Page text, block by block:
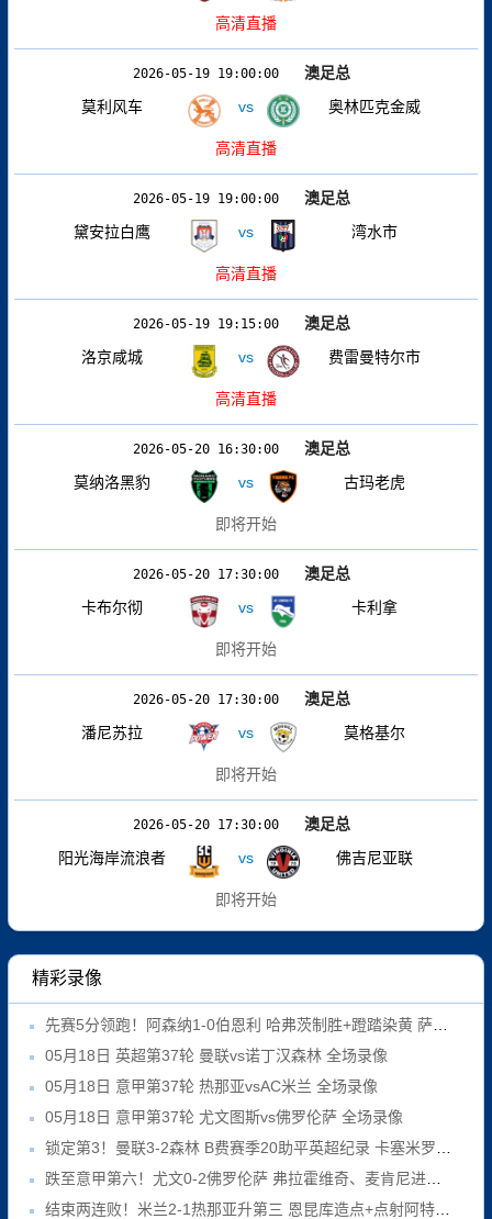
高清直播
2026-05-19 19:00:00
澳足总
莫利风车
vs 奥林匹克金威
高清直播
2026-05-19 19:00:00
澳足总
黛安拉白鹰
vs 湾水市
高清直播
2026-05-19 19:15:00
澳足总
洛京咸城
vs 费雷曼特尔市
高清直播
2026-05-20 16:30:00
澳足总
莫纳洛黑豹
vs 古玛老虎
即将开始
2026-05-20 17:30:00
澳足总
卡布尔彻
vs 卡利拿
即将开始
2026-05-20 17:30:00
澳足总
潘尼苏拉
vs 莫格基尔
即将开始
2026-05-20 17:30:00
澳足总
阳光海岸流浪者
vs 佛吉尼亚联
即将开始
精彩录像
先赛5分领跑！阿森纳1-0伯恩利 哈弗茨制胜+蹬踏染黄 萨卡献助攻
05月18日 英超第37轮 曼联vs诺丁汉森林 全场录像
05月18日 意甲第37轮 热那亚vsAC米兰 全场录像
05月18日 意甲第37轮 尤文图斯vs佛罗伦萨 全场录像
锁定第3！曼联3-2森林 B费赛季20助平英超纪录 卡塞米罗主场告别
跌至意甲第六！尤文0-2佛罗伦萨 弗拉霍维奇、麦肯尼进球被吹
结束两连败！米兰2-1热那亚升第三 恩昆库造点+点射阿特卡梅破门